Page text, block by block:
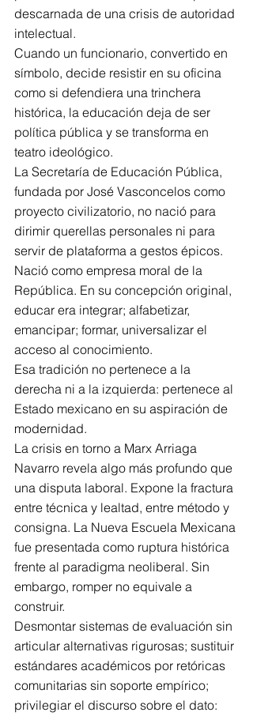
descarnada de una crisis de autoridad
intelectual.
Cuando un funcionario, convertido en
símbolo, decide resistir en su oficina
como si defendiera una trinchera
histórica, la educación deja de ser
política pública y se transforma en
teatro ideológico.
La Secretaría de Educación Pública,
fundada por José Vasconcelos como
proyecto civilizatorio, no nació para
dirimir querellas personales ni para
servir de plataforma a gestos épicos.
Nació como empresa moral de la
República. En su concepción original,
educar era integrar; alfabetizar,
emancipar; formar, universalizar el
acceso al conocimiento.
Esa tradición no pertenece a la
derecha ni a la izquierda: pertenece al
Estado mexicano en su aspiración de
modernidad.
La crisis en torno a Marx Arriaga
Navarro revela algo más profundo que
una disputa laboral. Expone la fractura
entre técnica y lealtad, entre método y
consigna. La Nueva Escuela Mexicana
fue presentada como ruptura histórica
frente al paradigma neoliberal. Sin
embargo, romper no equivale a
construir.
Desmontar sistemas de evaluación sin
articular alternativas rigurosas; sustituir
estándares académicos por retóricas
comunitarias sin soporte empírico;
privilegiar el discurso sobre el dato: